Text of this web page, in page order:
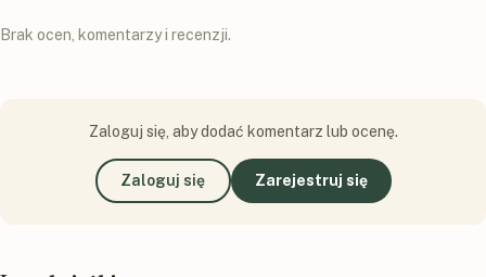
Brak ocen, komentarzy i recenzji.
Zaloguj się, aby dodać komentarz lub ocenę.
Zaloguj się Zarejestruj się